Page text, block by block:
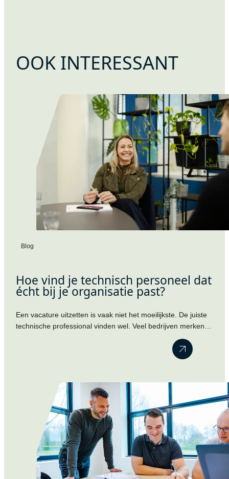
OOK INTERESSANT
Blog
Hoe vind je technisch personeel dat
écht bij je organisatie past?
Een vacature uitzetten is vaak niet het moeilijkste. De juiste
technische professional vinden wel. Veel bedrijven merken
dat kandidaten schaars zijn, sollicitaties tegenvallen of dat
een nieuwe collega uiteindelijk toch niet blijkt te passen
binnen het team. Dat is begrijpelijk. Technische kennis is
Motivatie, ambities…